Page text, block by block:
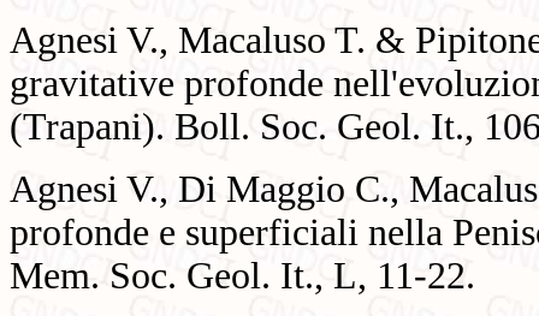
Agnesi V., Macaluso T. &
gravitative profonde
(Trapani). Boll. Soc. Geol. It.,
Agnesi V., Di Maggio C.,
profonde e superficiali nella
Mem. Soc. Geol. It., L, 11-22.